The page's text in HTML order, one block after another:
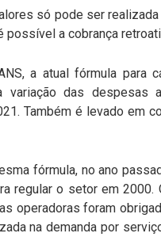
só pode ser
possível a cobrança
a atual fórmula para
variação das
Também é levado em
fórmula, no ano
regular o setor em
operadoras foram
na demanda por